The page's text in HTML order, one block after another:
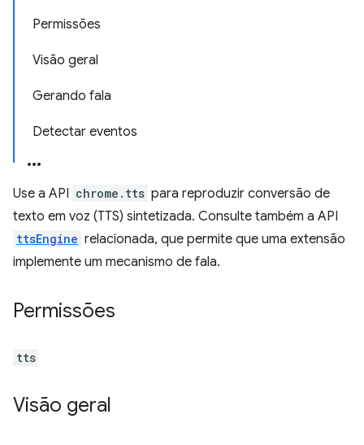
Permissões
Visão geral
Gerando fala
Detectar eventos
Use a API chrome.tts para reproduzir conversão de
texto em voz (TTS) sintetizada. Consulte também a API
ttsEngine relacionada, que permite que uma extensão
implemente um mecanismo de fala.
Permissões
tts
Visão geral